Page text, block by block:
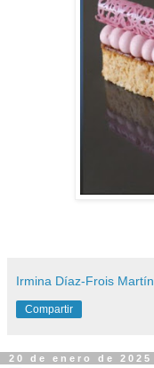
Irmina Díaz-Frois Martín
Compartir
20 de enero de 2025